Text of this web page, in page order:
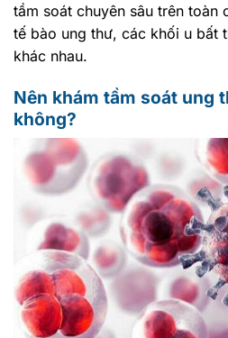
tầm soát chuyên sâu trên toàn
tế bào ung thư, các khối u bất
khác nhau.
Nên khám tầm soát ung
không?